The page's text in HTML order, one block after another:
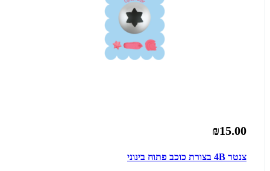
₪15.00
צנטר 4B בצורת כוכב פתוח בינוני